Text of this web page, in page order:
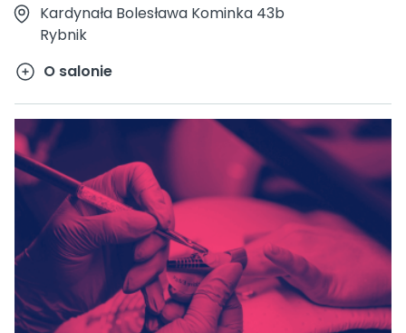
Kardynała Bolesława Kominka 43b
Rybnik
O salonie